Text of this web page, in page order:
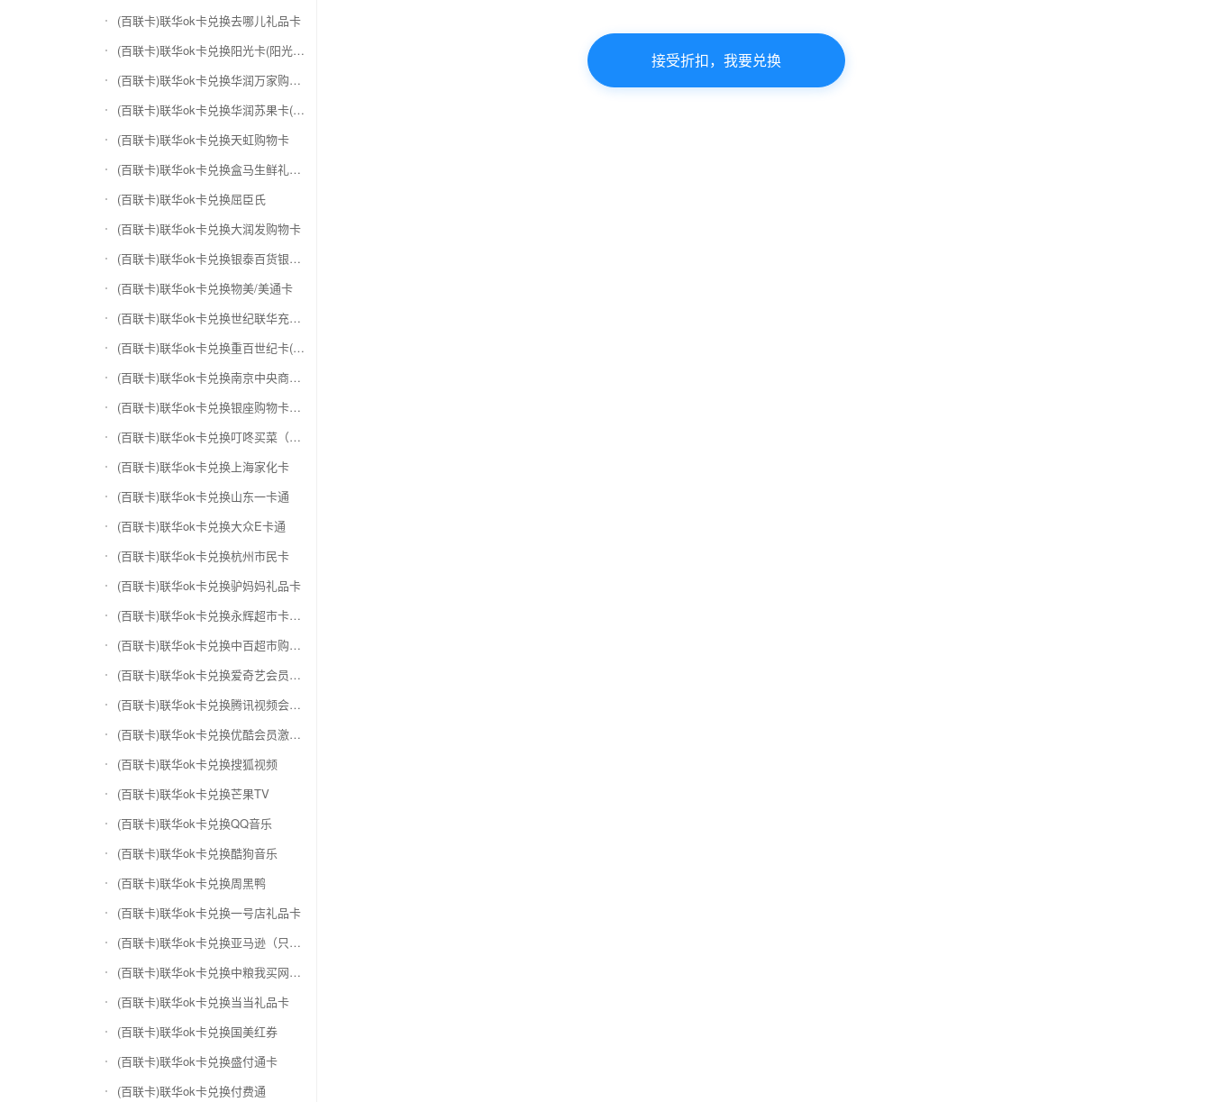
(百联卡)联华ok卡兑换去哪儿礼品卡
(百联卡)联华ok卡兑换阳光卡(阳光爱车)
(百联卡)联华ok卡兑换华润万家购物卡
(百联卡)联华ok卡兑换华润苏果卡(苏果超市卡)（维护 请暂停提交）
(百联卡)联华ok卡兑换天虹购物卡
(百联卡)联华ok卡兑换盒马生鲜礼品卡
(百联卡)联华ok卡兑换屈臣氏
(百联卡)联华ok卡兑换大润发购物卡
(百联卡)联华ok卡兑换银泰百货银泰卡
(百联卡)联华ok卡兑换物美/美通卡
(百联卡)联华ok卡兑换世纪联华充值卡(杭州联华)
(百联卡)联华ok卡兑换重百世纪卡(重庆百货)
(百联卡)联华ok卡兑换南京中央商场购物卡
(百联卡)联华ok卡兑换银座购物卡（黑卡）
(百联卡)联华ok卡兑换叮咚买菜（限通用礼品卡）
(百联卡)联华ok卡兑换上海家化卡
(百联卡)联华ok卡兑换山东一卡通
(百联卡)联华ok卡兑换大众E卡通
(百联卡)联华ok卡兑换杭州市民卡
(百联卡)联华ok卡兑换驴妈妈礼品卡
(百联卡)联华ok卡兑换永辉超市卡（限实体卡）
(百联卡)联华ok卡兑换中百超市购物卡
(百联卡)联华ok卡兑换爱奇艺会员激活码
(百联卡)联华ok卡兑换腾讯视频会员激活码
(百联卡)联华ok卡兑换优酷会员激活码
(百联卡)联华ok卡兑换搜狐视频
(百联卡)联华ok卡兑换芒果TV
(百联卡)联华ok卡兑换QQ音乐
(百联卡)联华ok卡兑换酷狗音乐
(百联卡)联华ok卡兑换周黑鸭
(百联卡)联华ok卡兑换一号店礼品卡
(百联卡)联华ok卡兑换亚马逊（只要实体卡）
(百联卡)联华ok卡兑换中粮我买网礼品卡
(百联卡)联华ok卡兑换当当礼品卡
(百联卡)联华ok卡兑换国美红券
(百联卡)联华ok卡兑换盛付通卡
(百联卡)联华ok卡兑换付费通
接受折扣，我要兑换